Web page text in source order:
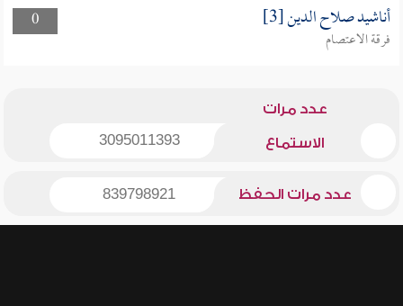
0
أناشيد صلاح الدين [3]
فرقة الاعتصام
عدد مرات
الاستماع 3095011393
عدد مرات الحفظ 839798921